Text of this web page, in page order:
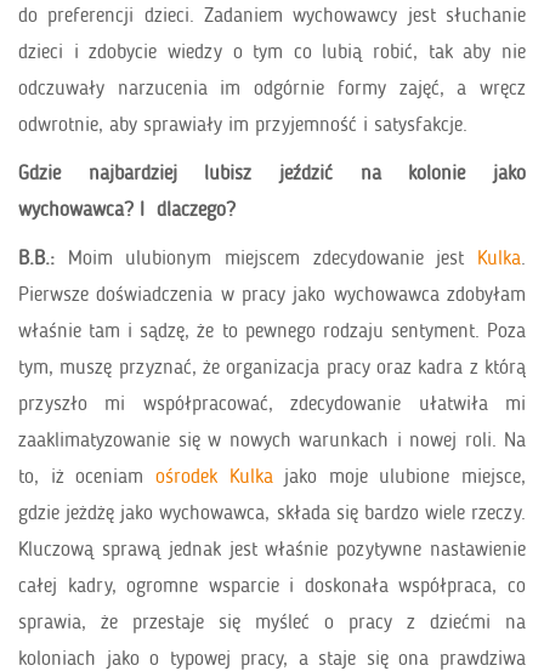
do preferencji dzieci. Zadaniem wychowawcy jest słuchanie
dzieci i zdobycie wiedzy o tym co lubią robić, tak aby nie
odczuwały narzucenia im odgórnie formy zajęć, a wręcz
odwrotnie, aby sprawiały im przyjemność i satysfakcje.
Gdzie najbardziej lubisz jeździć na kolonie jako
wychowawca? I dlaczego?
B.B.: Moim ulubionym miejscem zdecydowanie jest Kulka
Pierwsze doświadczenia w pracy jako wychowawca zdobyłam
właśnie tam i sądzę, że to pewnego rodzaju sentyment. Poza
tym, muszę przyznać, że organizacja pracy oraz kadra z którą
przyszło mi współpracować, zdecydowanie ułatwiła mi
zaaklimatyzowanie się w nowych warunkach i nowej roli. Na
to, iż oceniam ośrodek Kulka jako moje ulubione miejsce,
gdzie jeżdżę jako wychowawca, składa się bardzo wiele rzeczy.
Kluczową sprawą jednak jest właśnie pozytywne nastawienie
całej kadry, ogromne wsparcie i doskonała współpraca, co
sprawia, że przestaje się myśleć o pracy z dziećmi na
koloniach jako o typowej pracy, a staje się ona prawdziwa